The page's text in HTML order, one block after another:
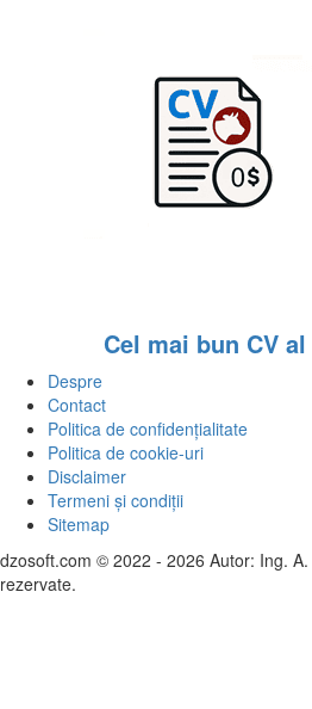
Cel mai bun CV
Despre
Contact
Politica de confidențialitate
Politica de cookie-uri
Disclaimer
Termeni și condiții
Sitemap
dzosoft.com © 2022 - 2026 Autor: Ing.
rezervate.